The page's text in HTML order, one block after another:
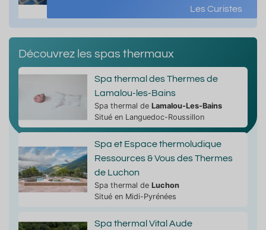
Les Curistes
Découvrez les spas thermaux
Spa thermal des Thermes de
Lamalou-les-Bains
Spa thermal de Lamalou-Les-Bains
Situé en Languedoc-Roussillon
Spa et Espace thermoludique
Ressources & Vous des Thermes
de Luchon
Spa thermal de Luchon
Situé en Midi-Pyrénées
Spa thermal Vital Aude